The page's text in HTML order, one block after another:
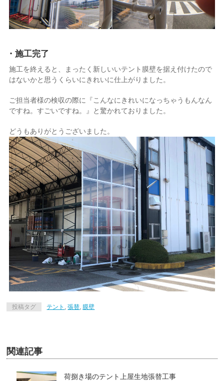
・施工完了
施工を終えると、まったく新しいいテント膜壁を据え付けたので
はないかと思うくらいにきれいに仕上がりました。
ご担当者様の検収の際に『こんなにきれいになっちゃうもんなん
ですね。すごいですね。』と驚かれておりました。
どうもありがとうございました。
投稿タグ テント ,張替 膜壁
関連記事
荷捌き場のテント上屋生地張替工事